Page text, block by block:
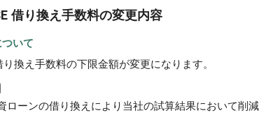
借り換え手数料の変更内容
いて
り換え手数料の下限金額が変更になります。
ローンの借り換えにより当社の試算結果において削